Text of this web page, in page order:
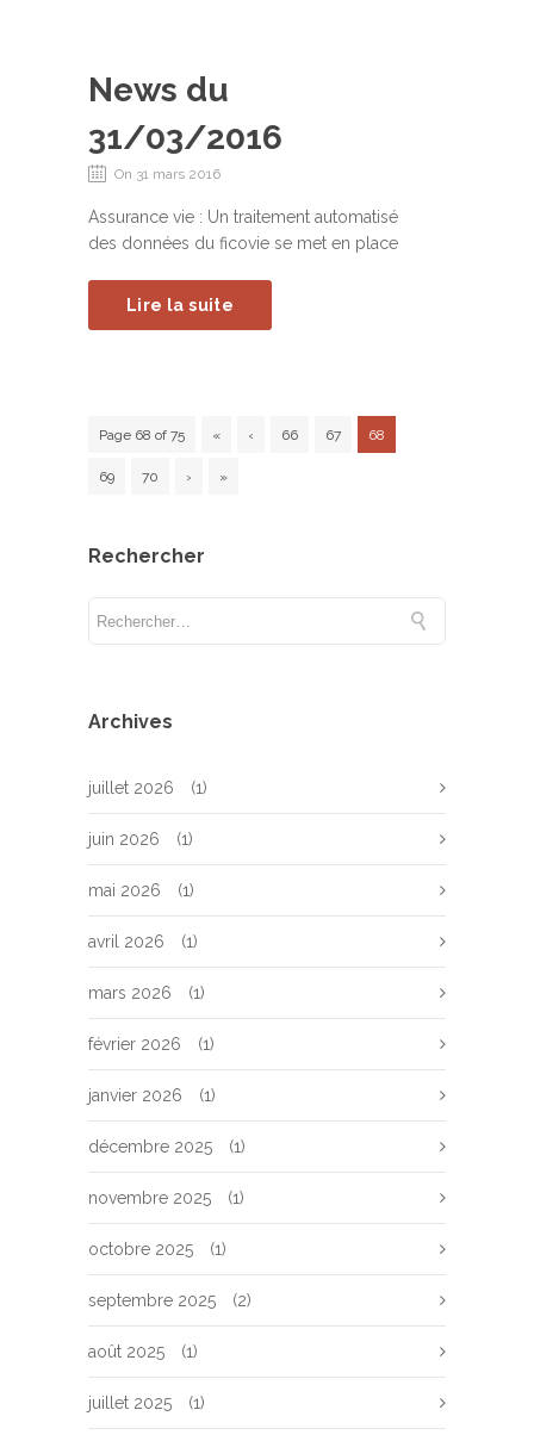
News du
31/03/2016
On 31 mars 2016
Assurance vie : Un traitement automatisé
des données du ficovie se met en place
Lire la suite
Page 68 of 75 « ‹ 66 67 68
69 70 › »
Rechercher
Archives
juillet 2026 (1)
juin 2026 (1)
mai 2026 (1)
avril 2026 (1)
mars 2026 (1)
février 2026 (1)
janvier 2026 (1)
décembre 2025 (1)
novembre 2025 (1)
octobre 2025 (1)
septembre 2025 (2)
août 2025 (1)
juillet 2025 (1)